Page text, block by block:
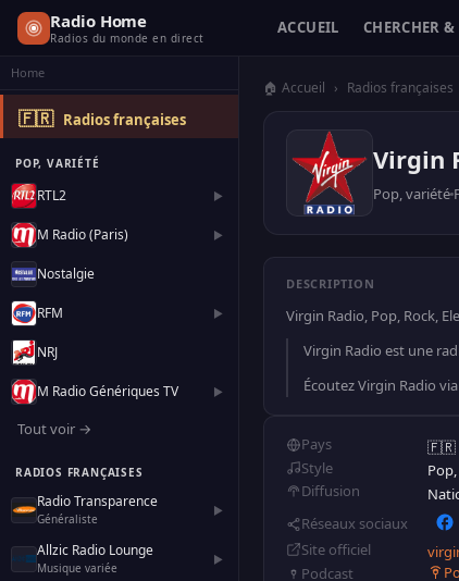
Radio Home
Radios du monde en direct
ACCUEIL CHERCHER &
Home
🇫🇷 Radios françaises
POP, VARIÉTÉ
RTL2 ▶
M Radio (Paris) ▶
Nostalgie
RFM ▶
NRJ
M Radio Génériques TV ▶
Tout voir →
RADIOS FRANÇAISES
Radio Transparence
Généraliste
▶
Allzic Radio Lounge
Musique variée
▶
🏠 Accueil › Radios françaises
Virgin
Pop, variété
DESCRIPTION
Virgin Radio, Pop, Rock,
Virgin Radio est une
Écoutez Virgin Radio
Pays
🇫🇷
Style
Diffusion
Réseaux sociaux
Site officiel
Podcast